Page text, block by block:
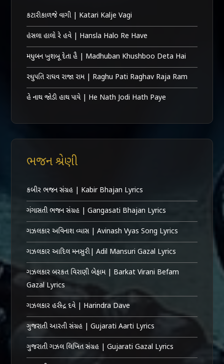
કટારી કાળજે વાગી | Katari Kalje Vagi
હંસલા હાલો રે હવે | Hansla Halo Re Have
મધુબન ખુશબૂ દેતા હૈ | Madhuban Khushboo Deta Hai
રઘુપતિ રાઘવ રાજા રામ | Raghu Pati Raghav Raja Ram
હે નાથ જોડી હાથ પાયે | He Nath Jodi Hath Paye
ભજન શ્રેણી
કબીર ભજન સંગ્રહ | Kabir Bhajan Lyrics
ગંગાસતી ભજન સંગ્રહ | Gangasati Bhajan Lyrics
ગઝલકાર અવિનાશ વ્યાસ | Avinash Vyas Song Lyrics
ગઝલકાર આદિલ મનસુરી | Adil Mansuri Gazal Lyrics
ગઝલકાર બરકત વિરાણી બેફામ | Barkat Virani Befam
Gazal Lyrics
ગઝલકાર હરીન્દ્ર દવે | Harindra Dave
ગુજરાતી આરતી સંગ્રહ | Gujarati Aarti Lyrics
ગુજરાતી ગઝલ લિખિત સંગ્રહ | Gujarati Gazal Lyrics